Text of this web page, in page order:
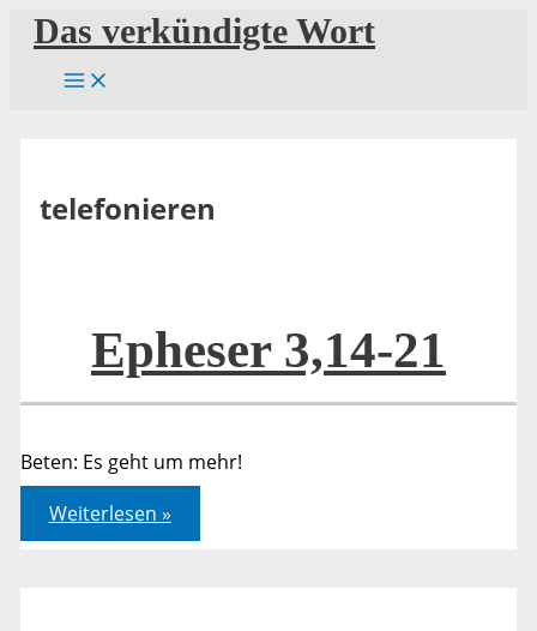
Zum
Inhalt
springen
Das verkündigte Wort
telefonieren
Epheser 3,14-21
Beten: Es geht um mehr!
Epheser
3,14-
21
Weiterlesen »